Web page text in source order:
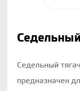
Седельный
предназначен